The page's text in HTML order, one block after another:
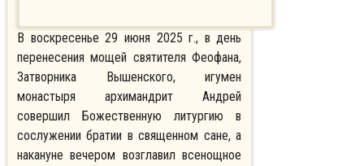
В воскресенье 29 июня 2025 г., в день
перенесения мощей святителя Феофана,
Затворника Вышенского, игумен
монастыря архимандрит Андрей
совершил Божественную литургию в
сослужении братии в священном сане, а
накануне вечером возглавил всенощное